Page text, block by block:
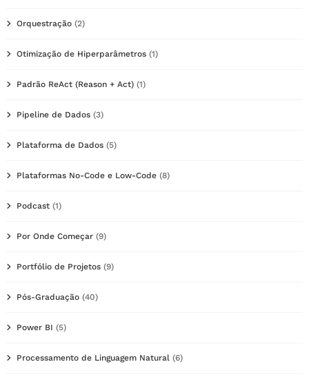
Orquestração (2)
Otimização de Hiperparâmetros (1)
Padrão ReAct (Reason + Act) (1)
Pipeline de Dados (3)
Plataforma de Dados (5)
Plataformas No-Code e Low-Code (8)
Podcast (1)
Por Onde Começar (9)
Portfólio de Projetos (9)
Pós-Graduação (40)
Power BI (5)
Processamento de Linguagem Natural (6)